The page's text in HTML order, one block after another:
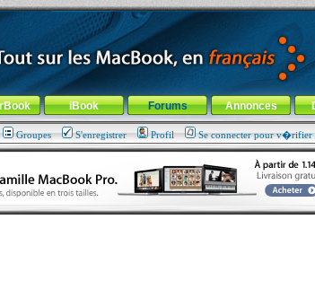
au menu de la rubrique
iBook Forums Annonces
Groupes S'enregistrer Profil Se connecter pour v�rifier